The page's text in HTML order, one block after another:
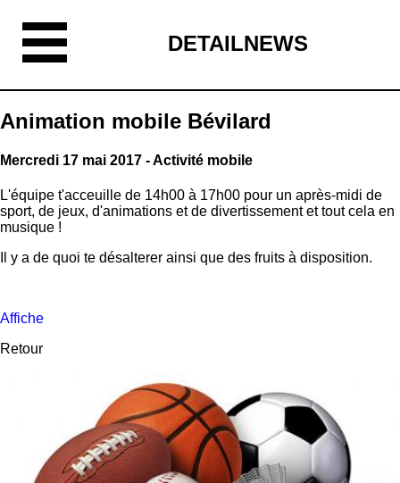
DETAILNEWS
Animation mobile Bévilard
Mercredi 17 mai 2017 - Activité mobile
L'équipe t'acceuille de 14h00 à 17h00 pour un après-midi de
sport, de jeux, d'animations et de divertissement et tout cela en
musique !
Il y a de quoi te désalterer ainsi que des fruits à disposition.
Affiche
Retour